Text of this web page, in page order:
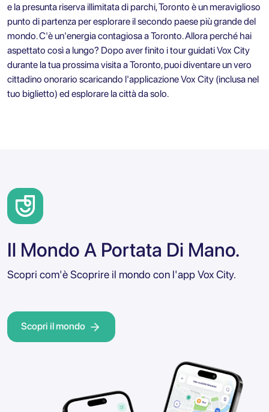
e la presunta riserva illimitata di parchi, Toronto è un meraviglioso
punto di partenza per esplorare il secondo paese più grande del
mondo. C'è un'energia contagiosa a Toronto. Allora perché hai
aspettato così a lungo? Dopo aver finito i tour guidati Vox City
durante la tua prossima visita a Toronto, puoi diventare un vero
cittadino onorario scaricando l'applicazioneVox City (inclusa nel
tuo biglietto) ed esplorare la città da solo.
Il Mondo A Portata Di Mano.
Scopri com'è Scoprire il mondo con l'app Vox City.
Scopri il mondo